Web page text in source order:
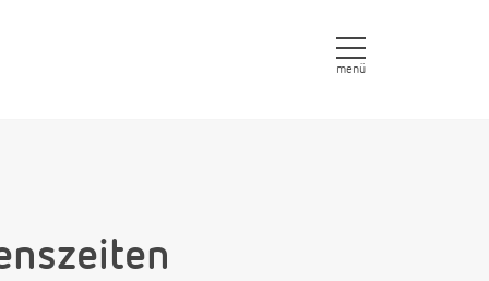
menü